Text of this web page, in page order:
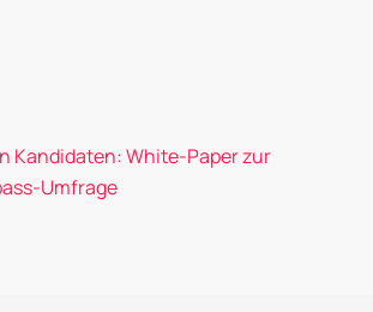
Kandidaten: White-Paper zur
Umfrage